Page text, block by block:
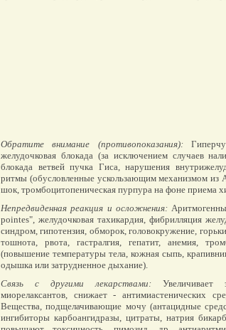
Обратите внимание (противопоказания):
желудочковая блокада (за исключением случаев
блокада ветвей пучка Гиса, нарушения
ритмы (обусловленные ускользающим механизмом из
шок, тромбоцитопеническая пурпура на фоне приема
Непредвиденная реакция и осложнения:
pointes", желудочковая тахикардия, фибрилляция
синдром, гипотензия, обморок, головокружение,
тошнота, рвота, гастралгия, гепатит, анемия,
(повышение температуры тела, кожная сыпь,
одышка или затрудненное дыхание).
Связь с другими лекарствами: Увеличивает
миорелаксантов, снижает - антимиастенических
Вещества, подщелачивающие мочу (антацидные
ингибиторы карбоангидразы, цитраты, натрия